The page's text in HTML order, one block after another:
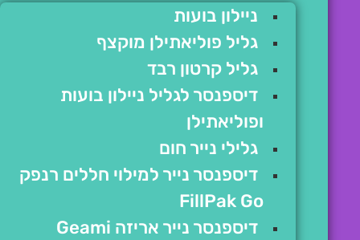
ניילון בועות
גליל פוליאתילן מוקצף
גליל קרטון רבד
דיספנסר לגליל ניילון בועות
ופוליאתילן
גלילי נייר חום
דיספנסר נייר למילוי חללים רנפק
FillPak Go
דיספנסר נייר אריזה Geami